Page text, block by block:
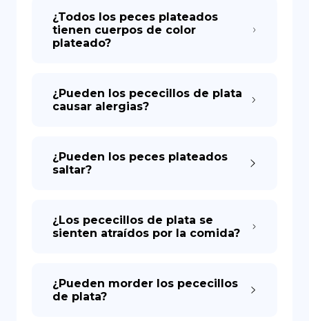
¿Todos los peces plateados
tienen cuerpos de color
plateado?
¿Pueden los pececillos de plata
causar alergias?
¿Pueden los peces plateados
saltar?
¿Los pececillos de plata se
sienten atraídos por la comida?
¿Pueden morder los pececillos
de plata?